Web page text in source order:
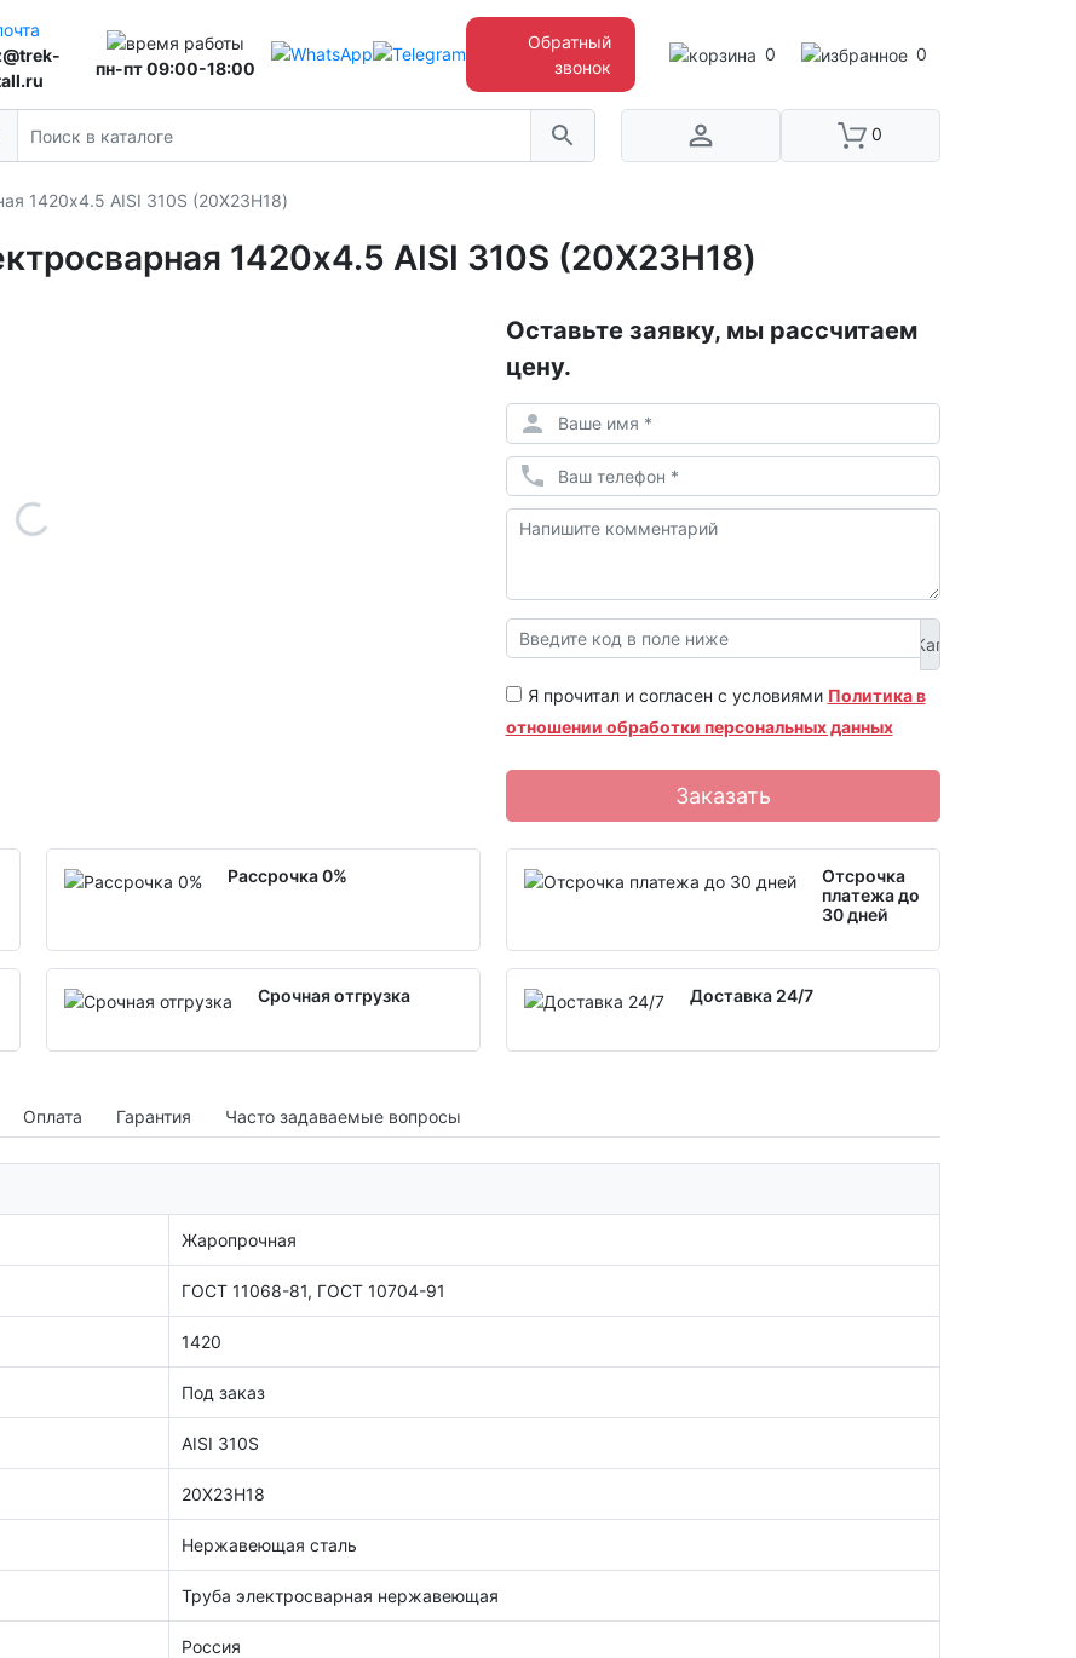
0 0
пн-пт 09:00-18:00
Обратный
звонок
0
1420х4.5 AISI 310S (20Х23Н18)
1420х4.5 AISI 310S (20Х23Н18)
Оставьте заявку, мы рассчитаем
цену.
Я прочитал и согласен с условиями Политика в
отношении обработки персональных данных
Заказать
Рассрочка 0%
Отсрочка
платежа до
30 дней
Срочная отгрузка Доставка 24/7
Оплата Гарантия Часто задаваемые вопросы
Жаропрочная
ГОСТ 11068-81, ГОСТ 10704-91
1420
Под заказ
AISI 310S
20Х23Н18
Нержавеющая сталь
Труба электросварная нержавеющая
Россия